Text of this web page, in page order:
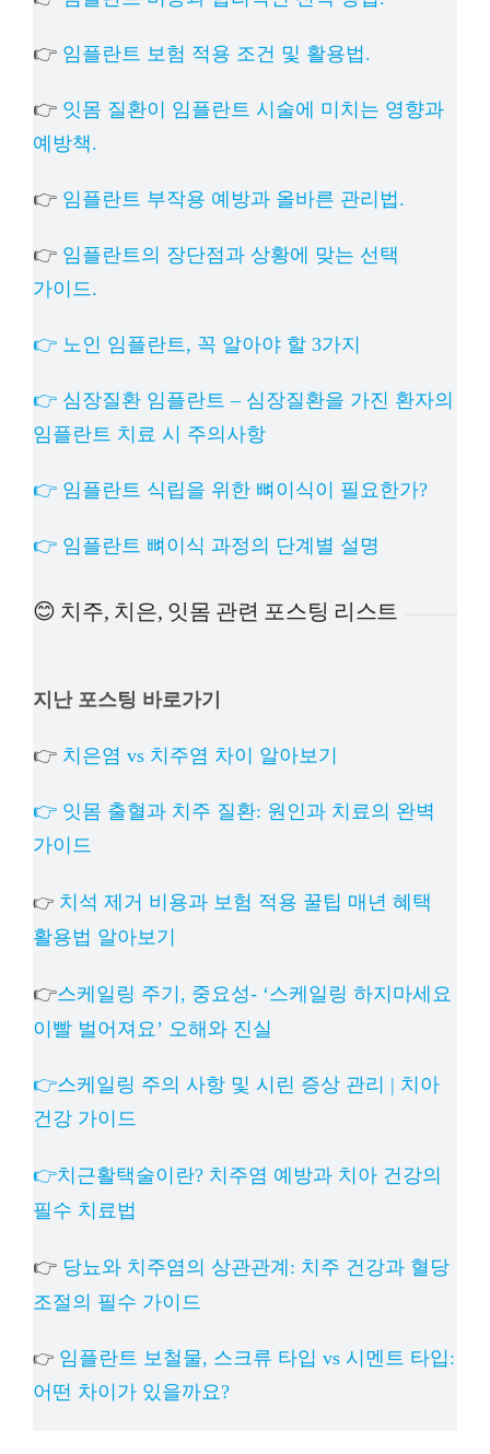
👉 임플란트 보험 적용 조건 및 활용법.
👉 잇몸 질환이 임플란트 시술에 미치는 영향과
예방책.
👉 임플란트 부작용 예방과 올바른 관리법.
👉 임플란트의 장단점과 상황에 맞는 선택
가이드.
👉 노인 임플란트, 꼭 알아야 할 3가지
👉 심장질환 임플란트 – 심장질환을 가진 환자의
임플란트 치료 시 주의사항
👉 임플란트 식립을 위한 뼈이식이 필요한가?
👉 임플란트 뼈이식 과정의 단계별 설명
😊 치주, 치은, 잇몸 관련 포스팅 리스트
지난 포스팅 바로가기
👉 치은염 vs 치주염 차이 알아보기
👉 잇몸 출혈과 치주 질환: 원인과 치료의 완벽
가이드
👉 치석 제거 비용과 보험 적용 꿀팁 매년 혜택
활용법 알아보기
👉스케일링 주기, 중요성- ‘스케일링 하지마세요
이빨 벌어져요’ 오해와 진실
👉스케일링 주의 사항 및 시린 증상 관리 | 치아
건강 가이드
👉치근활택술이란? 치주염 예방과 치아 건강의
필수 치료법
👉 당뇨와 치주염의 상관관계: 치주 건강과 혈당
조절의 필수 가이드
👉 임플란트 보철물, 스크류 타입 vs 시멘트 타입:
어떤 차이가 있을까요?